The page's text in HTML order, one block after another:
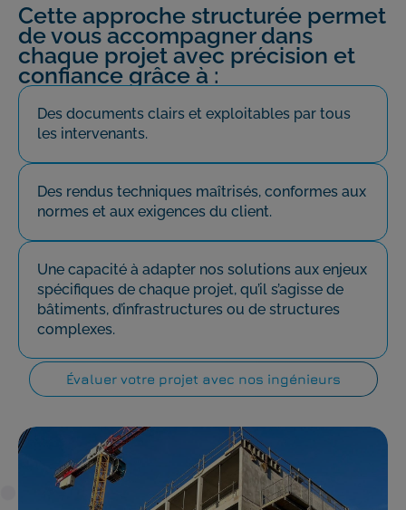
Cette approche structurée permet
de vous accompagner dans
chaque projet avec précision et
confiance grâce à :
Des documents clairs et exploitables par tous
les intervenants.
Des rendus techniques maîtrisés, conformes aux
normes et aux exigences du client.
Une capacité à adapter nos solutions aux enjeux
spécifiques de chaque projet, qu’il s’agisse de
bâtiments, d’infrastructures ou de structures
complexes.
Évaluer votre projet avec nos ingénieurs